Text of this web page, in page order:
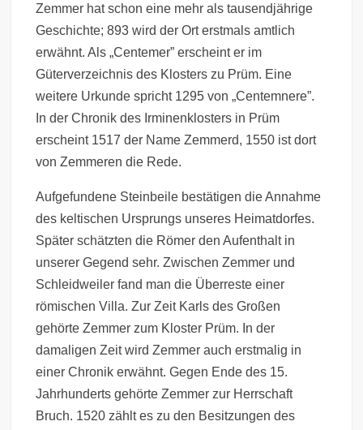
Zemmer hat schon eine mehr als tausendjährige
Geschichte; 893 wird der Ort erstmals amtlich
erwähnt. Als „Centemer” erscheint er im
Güterverzeichnis des Klosters zu Prüm. Eine
weitere Urkunde spricht 1295 von „Centemnere”.
In der Chronik des Irminenklosters in Prüm
erscheint 1517 der Name Zemmerd, 1550 ist dort
von Zemmeren die Rede.
Aufgefundene Steinbeile bestätigen die Annahme
des keltischen Ursprungs unseres Heimatdorfes.
Später schätzten die Römer den Aufenthalt in
unserer Gegend sehr. Zwischen Zemmer und
Schleidweiler fand man die Überreste einer
römischen Villa. Zur Zeit Karls des Großen
gehörte Zemmer zum Kloster Prüm. In der
damaligen Zeit wird Zemmer auch erstmalig in
einer Chronik erwähnt. Gegen Ende des 15.
Jahrhunderts gehörte Zemmer zur Herrschaft
Bruch. 1520 zählt es zu den Besitzungen des